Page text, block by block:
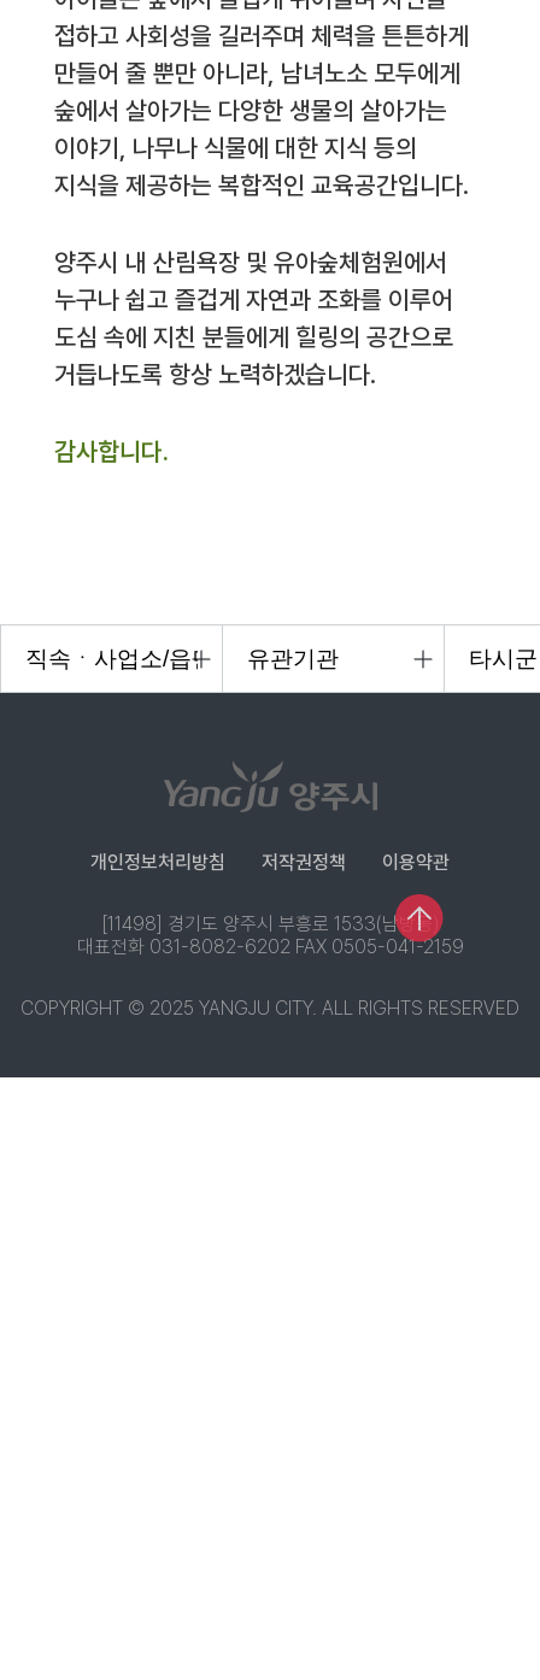
접하고 사회성을 길러주며 체력을 튼튼하게
만들어 줄 뿐만 아니라, 남녀노소 모두에게
숲에서 살아가는 다양한 생물의 살아가는
이야기, 나무나 식물에 대한 지식 등의
지식을 제공하는 복합적인 교육공간입니다.
양주시 내 산림욕장 및 유아숲체험원에서
누구나 쉽고 즐겁게 자연과 조화를 이루어
도심 속에 지친 분들에게 힐링의 공간으로
거듭나도록 항상 노력하겠습니다.
감사합니다.
개인정보처리방침 저작권정책 이용약관
[11498] 경기도 양주시 부흥로 1533(남방동)
대표전화 031-8082-6202 FAX 0505-041-2159
COPYRIGHT © 2025 YANGJU CITY. ALL RIGHTS RESERVED